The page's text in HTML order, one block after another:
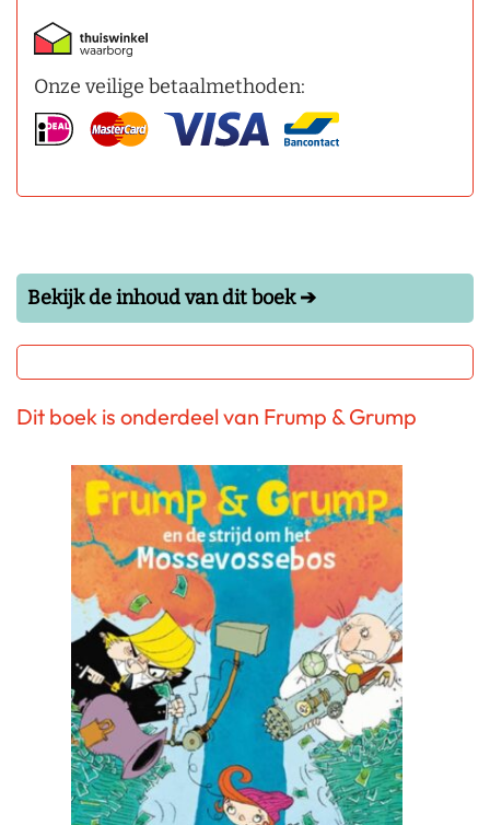
Onze veilige betaalmethoden:
Bekijk de inhoud van dit boek ➔
Dit boek is onderdeel van Frump & Grump